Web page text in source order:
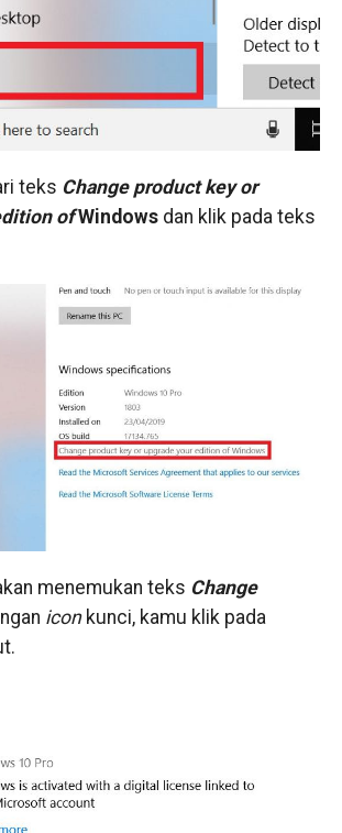
teks Change product key or
ofWindows dan klik pada teks
menemukan teks Change
icon kunci, kamu klik pada